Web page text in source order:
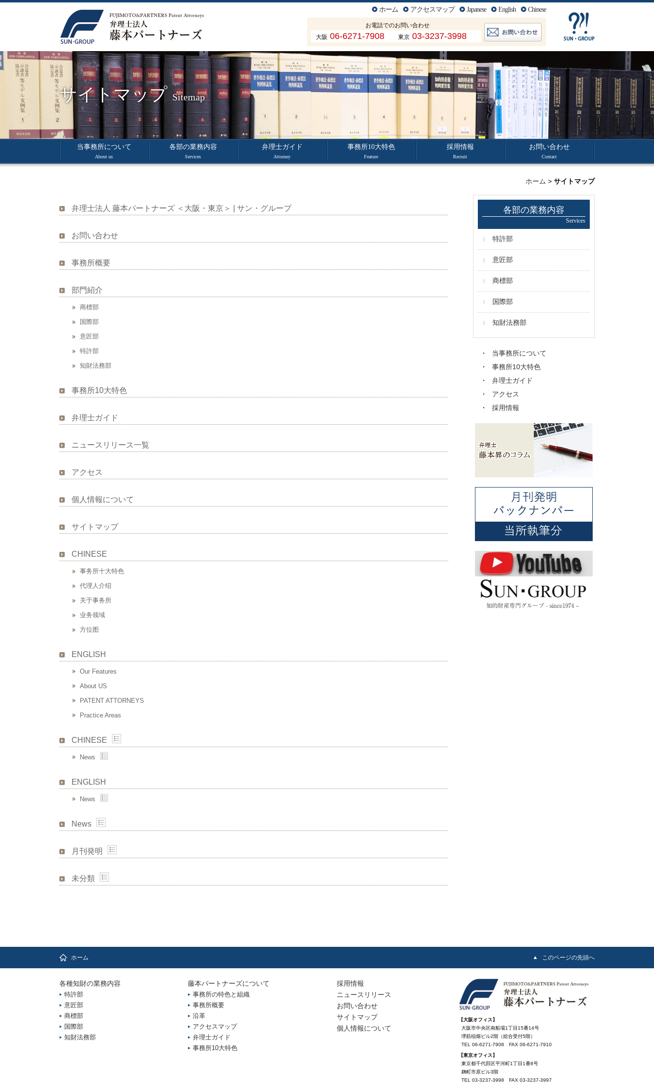
ホーム アクセスマップ Japanese English Chinese
お電話でのお問い合わせ
大阪 06-6271-7908 東京 03-3237-3998
サイトマップ Sitemap
当事務所について
About us
各部の業務内容
Services
弁理士ガイド
Attorney
事務所10大特色
Feature
採用情報
Recruit
お問い合わせ
Contact
ホーム > サイトマップ
弁理士法人 藤本パートナーズ ＜大阪・東京＞ | サン・グループ
お問い合わせ
事務所概要
部門紹介
商標部
国際部
意匠部
特許部
知財法務部
事務所10大特色
弁理士ガイド
ニュースリリース一覧
アクセス
個人情報について
サイトマップ
CHINESE
事务所十大特色
代理人介绍
关于事务所
业务领域
方位图
ENGLISH
Our Features
About US
PATENT ATTORNEYS
Practice Areas
CHINESE
News
ENGLISH
News
News
月刊発明
未分類
各部の業務内容
Services
特許部
意匠部
商標部
国際部
知財法務部
当事務所について
事務所10大特色
弁理士ガイド
アクセス
採用情報
ホーム このページの先頭へ
各種知財の業務内容
特許部
意匠部
商標部
国際部
知財法務部
藤本パートナーズについて
事務所の特色と組織
事務所概要
沿革
アクセスマップ
弁理士ガイド
事務所10大特色
採用情報
ニュースリリース
お問い合わせ
サイトマップ
個人情報について
【大阪オフィス】
大阪市中央区南船場1丁目15番14号
堺筋稲畑ビル2階（総合受付5階）
TEL 06-6271-7908 FAX 06-6271-7910
【東京オフィス】
東京都千代田区平河町1丁目1番8号
麹町市原ビル3階
TEL 03-3237-3998 FAX 03-3237-3997